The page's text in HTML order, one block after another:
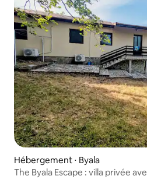
Hébergement ⋅ Byala
The Byala Escape : villa privée